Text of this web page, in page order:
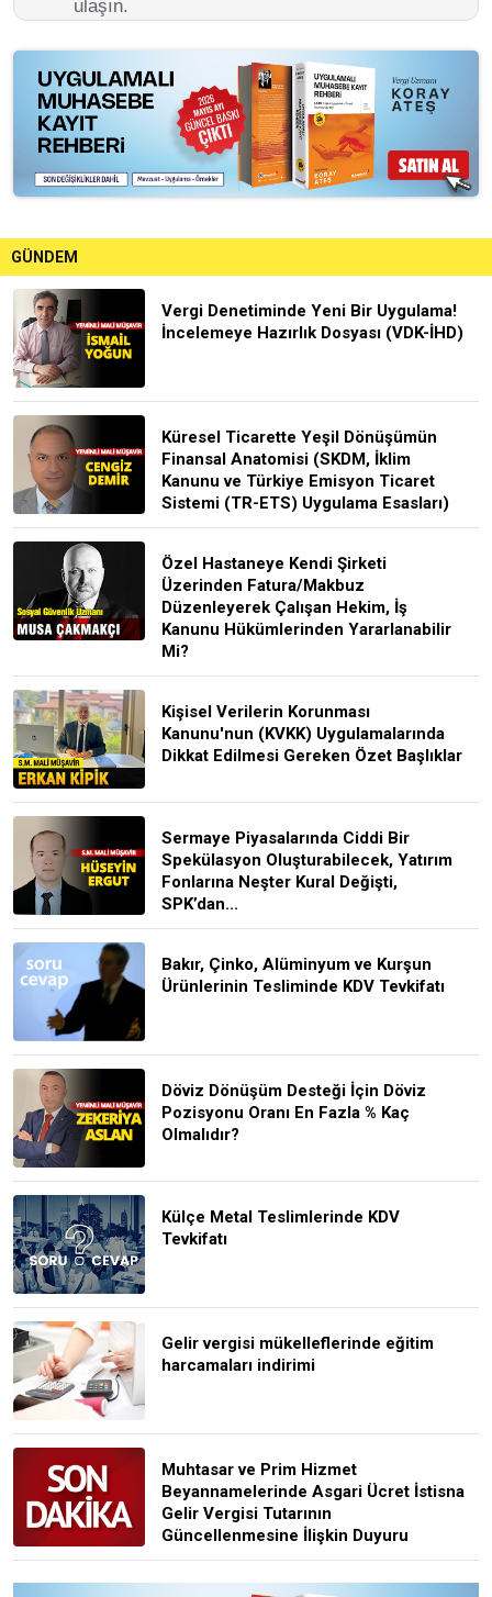
ulaşın.
GÜNDEM
Vergi Denetiminde Yeni Bir Uygulama!
İncelemeye Hazırlık Dosyası (VDK-İHD)
Küresel Ticarette Yeşil Dönüşümün
Finansal Anatomisi (SKDM, İklim
Kanunu ve Türkiye Emisyon Ticaret
Sistemi (TR-ETS) Uygulama Esasları)
Özel Hastaneye Kendi Şirketi
Üzerinden Fatura/Makbuz
Düzenleyerek Çalışan Hekim, İş
Kanunu Hükümlerinden Yararlanabilir
Mi?
Kişisel Verilerin Korunması
Kanunu'nun (KVKK) Uygulamalarında
Dikkat Edilmesi Gereken Özet Başlıklar
Sermaye Piyasalarında Ciddi Bir
Spekülasyon Oluşturabilecek, Yatırım
Fonlarına Neşter Kural Değişti,
SPK’dan...
Bakır, Çinko, Alüminyum ve Kurşun
Ürünlerinin Tesliminde KDV Tevkifatı
Döviz Dönüşüm Desteği İçin Döviz
Pozisyonu Oranı En Fazla % Kaç
Olmalıdır?
Külçe Metal Teslimlerinde KDV
Tevkifatı
Gelir vergisi mükelleflerinde eğitim
harcamaları indirimi
Muhtasar ve Prim Hizmet
Beyannamelerinde Asgari Ücret İstisna
Gelir Vergisi Tutarının
Güncellenmesine İlişkin Duyuru